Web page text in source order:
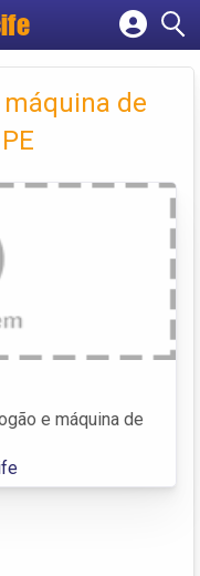
empresa
de
e máquina de